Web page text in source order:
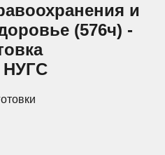
и
(576ч) -
НУГС